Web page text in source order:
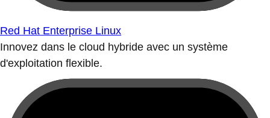
Red Hat Enterprise Linux
Innovez dans le cloud hybride avec un système
d'exploitation flexible.